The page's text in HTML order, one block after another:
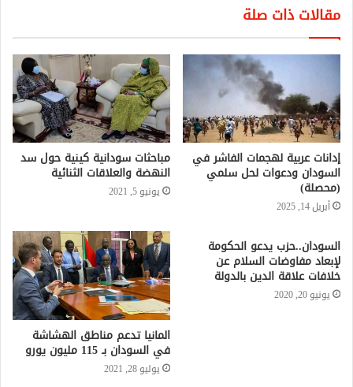
مقالات ذات صلة
إدانات عربية لهجمات الفاشر في
السودان ودعوات لحل سلمي
(محصلة)
أبريل 14, 2025
مباحثات سودانية كينية حول سد
النهضة والعلاقات الثنائية
يونيو 5, 2021
السودان..حزب يدعو الحكومة
لإبعاد مفاوضات السلام عن
خلافات علاقة الدين بالدولة
يونيو 20, 2020
المانيا تدعم مناطق الهشاشة
في السودان بـ 115 مليون يورو
يوليو 28, 2021